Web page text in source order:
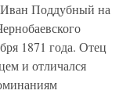
Иван Поддубный на
1871 года. Отец
и отличался